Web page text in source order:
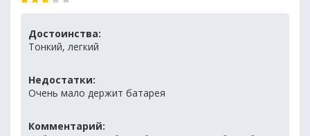
Достоинства:
Тонкий, легкий
Недостатки:
Очень мало держит батарея
Комментарий: